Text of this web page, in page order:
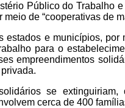
Público do Trabalho
de “cooperativas de
estados e municípios,
para o
empreendimentos
se
cerca de 400